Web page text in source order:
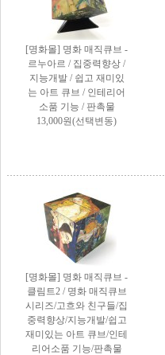
[명화몰] 명화 매직큐브 -
르누아르 / 집중력향상 /
지능개발 / 쉽고 재미있
는 아트 큐브 / 인테리어
소품 기능 / 판촉물
13,000원(선택변동)
[명화몰] 명화 매직큐브 -
클림트2 / 명화 매직큐브
시리즈/고흐와 친구들/집
중력향상/지능개발/쉽고
재미있는 아트 큐브/인테
리어소품 기능/판촉물